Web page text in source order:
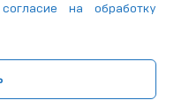
согласие на обработку